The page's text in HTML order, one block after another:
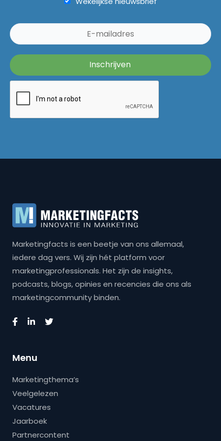
Marketingfacts is een beetje van ons allemaal,
iedere dag vers. Wij zijn hét platform voor
marketingprofessionals. Het zijn de insights,
podcasts, blogs, opinies en recencies die ons als
marketingcommunity binden.
Menu
Marketingthema’s
Veelgelezen
Vacatures
Jaarboek
Partnercontent